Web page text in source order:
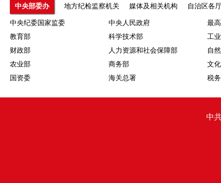
中央部委办 地方纪检监察机关 媒体及相关机构 自治区各
中央纪委国家监委 中央人民政府
最
教育部
科学技术部
工
财政部
人力资源和社会保障部
自
农业部
商务部
文
国资委
海关总署 税
中